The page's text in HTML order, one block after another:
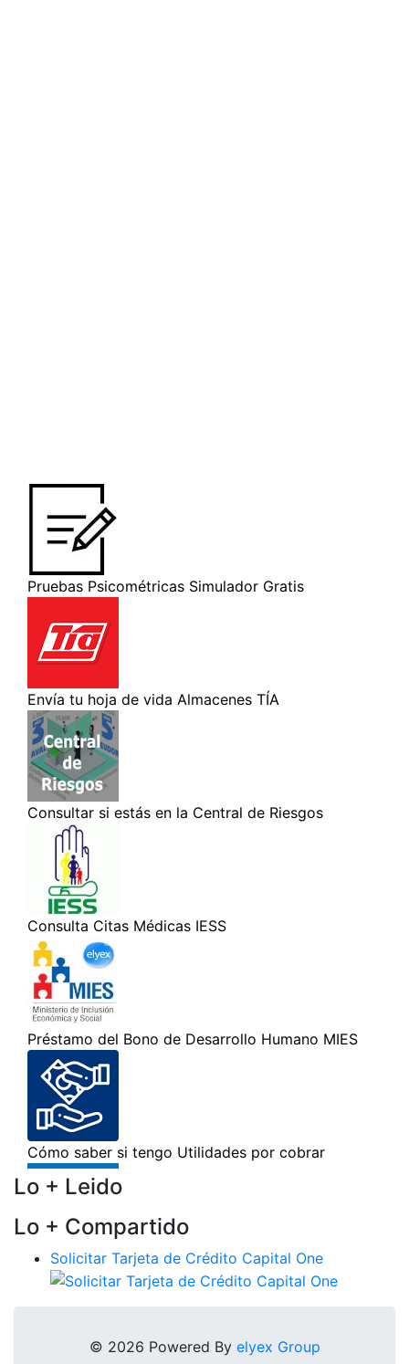
Lo + Leido
Lo + Compartido
Solicitar Tarjeta de Crédito Capital One
© 2026 Powered By elyex Group